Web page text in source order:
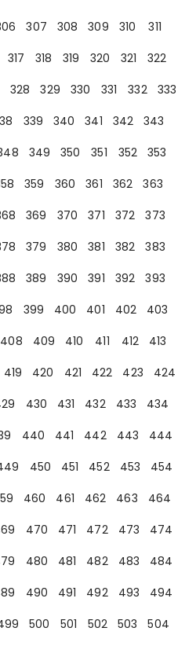
307 308 309 310
311
317 318 319 320 321
322
328 329 330 331 332
333
339 340 341 342
343
349 350 351 352
353
359 360 361 362
363
369 370 371 372
373
379 380 381 382
383
389 390 391 392
393
399 400 401 402
403
408 409 410 411 412
413
419 420 421 422 423
424
430 431 432 433
434
440 441 442 443
444
450 451 452 453
454
460 461 462 463
464
470 471 472 473
474
480 481 482 483
484
490 491 492 493
494
500 501 502 503
504